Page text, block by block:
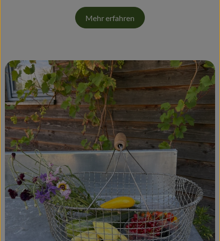
Mehr erfahren